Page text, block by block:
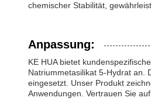
chemischer Stabilität,
Anpassung:
KE HUA bietet
Natriummetasilikat 5-Hydrat an.
eingesetzt. Unser Produkt
Anwendungen. Vertrauen Sie